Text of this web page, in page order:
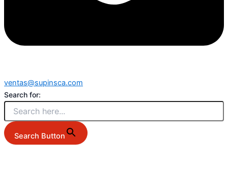
ventas@supinsca.com
Search for:
Search Button